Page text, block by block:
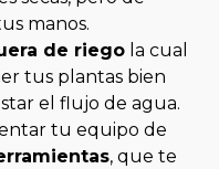
manos.
de riego la cual
tus plantas bien
el flujo de agua.
tu equipo de
, que te